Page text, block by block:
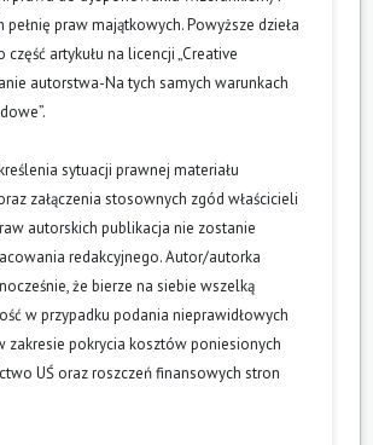
praw majątkowych. Powyższe dzieła
artykułu na licencji „Creative
autorstwa-Na tych samych warunkach
sytuacji prawnej materiału
załączenia stosownych zgód właścicieli
autorskich publikacja nie zostanie
redakcyjnego. Autor/autorka
że bierze na siebie wszelką
w przypadku podania nieprawidłowych
zakresie pokrycia kosztów poniesionych
UŚ oraz roszczeń finansowych stron